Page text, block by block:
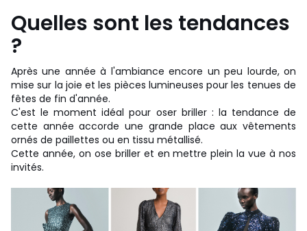
Quelles sont les tendances
?
Après une année à l'ambiance encore un peu lourde, on
mise sur la joie et les pièces lumineuses pour les tenues de
fêtes de fin d'année.
C'est le moment idéal pour oser briller : la tendance de
cette année accorde une grande place aux vêtements
ornés de paillettes ou en tissu métallisé.
Cette année, on ose briller et en mettre plein la vue à nos
invités.